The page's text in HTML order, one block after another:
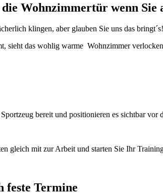
Wohnzimmertür wenn Sie
klingen, aber glauben Sie uns das bringt´s!
sieht das wohlig warme Wohnzimmer
bereit und positionieren es sichtbar vor
gleich mit zur Arbeit und starten Sie Ihr
feste Termine